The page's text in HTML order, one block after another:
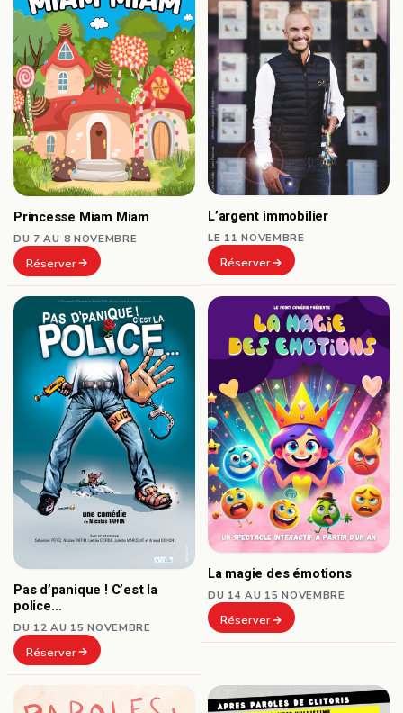
Princesse Miam Miam
DU 7 AU 8 NOVEMBRE
Réserver
L’argent immobilier
LE 11 NOVEMBRE
Réserver
Pas d’panique ! C’est la
police…
DU 12 AU 15 NOVEMBRE
Réserver
La magie des émotions
DU 14 AU 15 NOVEMBRE
Réserver